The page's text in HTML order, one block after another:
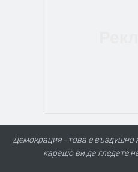
Демокрация - това е въздушно
каращо ви да гледате